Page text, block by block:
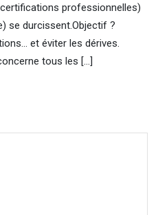
professionnelles)
se durcissent.Objectif ?
et éviter les dérives.
tous les […]